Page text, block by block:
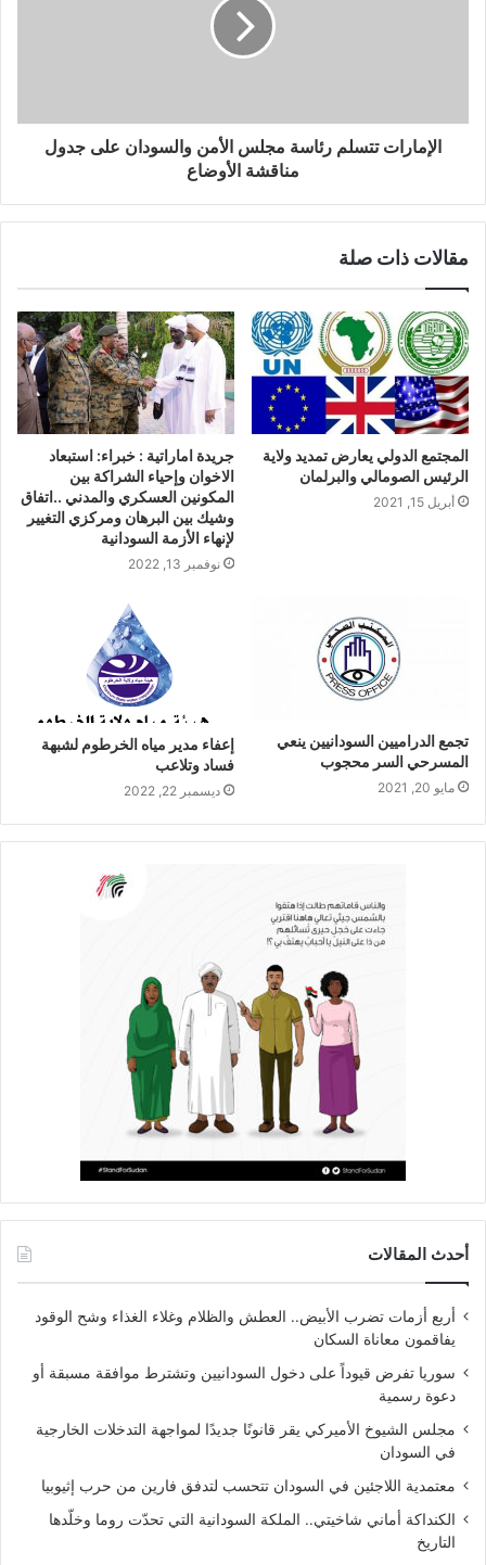
الإمارات تتسلم رئاسة مجلس الأمن والسودان على جدول
مناقشة الأوضاع
مقالات ذات صلة
المجتمع الدولي يعارض تمديد ولاية
الرئيس الصومالي والبرلمان
أبريل 15, 2021
جريدة اماراتية : خبراء: استبعاد
الاخوان وإحياء الشراكة بين
المكونين العسكري والمدني ..اتفاق
وشيك بين البرهان ومركزي التغيير
لإنهاء الأزمة السودانية
نوفمبر 13, 2022
تجمع الدراميين السودانيين ينعي
المسرحي السر محجوب
مايو 20, 2021
إعفاء مدير مياه الخرطوم لشبهة
فساد وتلاعب
ديسمبر 22, 2022
أحدث المقالات
أربع أزمات تضرب الأبيض.. العطش والظلام وغلاء الغذاء وشح الوقود
يفاقمون معاناة السكان
سوريا تفرض قيوداً على دخول السودانيين وتشترط موافقة مسبقة أو
دعوة رسمية
مجلس الشيوخ الأميركي يقر قانونًا جديدًا لمواجهة التدخلات الخارجية
في السودان
معتمدية اللاجئين في السودان تتحسب لتدفق فارين من حرب إثيوبيا
الكنداكة أماني شاخيتي.. الملكة السودانية التي تحدّت روما وخلّدها
التاريخ